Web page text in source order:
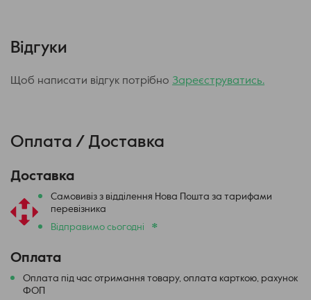
Проста покрокова інструкція — впорається навіть новачок.
власну колекцію ароматів.
Відкрий флакон з ароматизатором та зніми носик.
Заповни флакон догори гліцерином.
Встанови носик назад і ретельно струшуй 1-2 хвилини.
Дай рідини настоятися 6-12 годин (оптимально — 3 дні).
При першому використанні нового картриджа почекай 15-20
Перед кожною заправкою обов'язково струшуйте суміш.
Характеристики набору Chaser For Pods:
Відгуки
Щоб написати відгук потрібно Зареєструватись.
Оплата / Доставка
Доставка
Самовивіз з відділення Нова Пошта за тарифами
перевізника
Відправимо сьогодні
*
Оплата
Оплата під час отримання товару, оплата карткою, рахунок
ФОП